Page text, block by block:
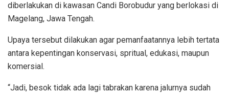
diberlakukan di kawasan Candi Borobudur yang berlokasi di
Magelang, Jawa Tengah.
Upaya tersebut dilakukan agar pemanfaatannya lebih tertata
antara kepentingan konservasi, spritual, edukasi, maupun
komersial.
“Jadi, besok tidak ada lagi tabrakan karena jalurnya sudah